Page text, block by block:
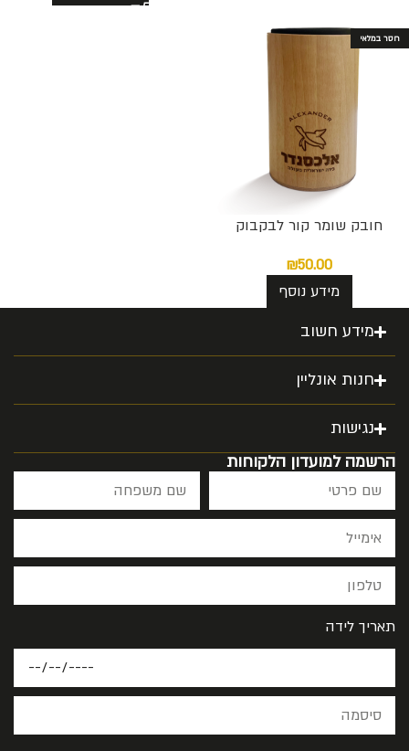
חסר במלאי
חובק שומר קור לבקבוק
₪50.00
מידע נוסף
מידע חשוב
חנות אונליין
נגישות
הרשמה למועדון הלקוחות
תאריך לידה